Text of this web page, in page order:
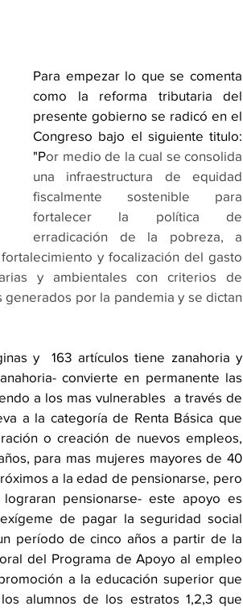
Para empezar lo que se comenta
como la reforma tributaria del
presente gobierno se radicó en el
Congreso bajo el siguiente titulo:
"Por medio de la cual se consolida
una infraestructura de equidad
fiscalmente sostenible para
fortalecer la política de
erradicación de la pobreza, a
y focalización del gasto
y ambientales con criterios de
por la pandemia y se dictan
y  163 artículos tiene zanahoria y
convierte en permanente las
a los mas vulnerables  a través de
a la categoría de Renta Básica que
o creación de nuevos empleos,
para mas mujeres mayores de 40
a la edad de pensionarse, pero
pensionarse- este apoyo es
de pagar la seguridad social
período de cinco años a partir de la
del Programa de Apoyo al empleo
a la educación superior que
alumnos de los estratos 1,2,3 que